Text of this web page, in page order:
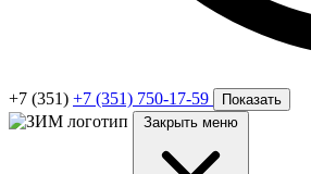
+7 (351) +7 (351) 750-17-59
Показать
Закрыть меню